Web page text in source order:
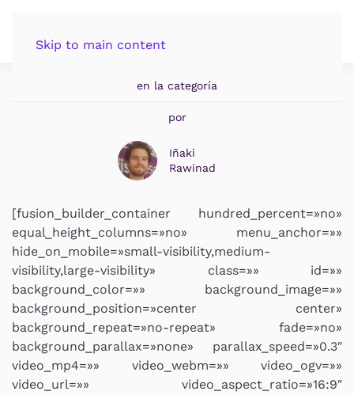
Skip to main contentPublicado en
20 de enero de 2015
en la categoría
por
Iñaki
Rawinad
[fusion_builder_container hundred_percent=»no»
equal_height_columns=»no» menu_anchor=»»
hide_on_mobile=»small-visibility,medium-
visibility,large-visibility» class=»» id=»»
background_color=»» background_image=»»
background_position=»center center»
background_repeat=»no-repeat» fade=»no»
background_parallax=»none» parallax_speed=»0.3″
video_mp4=»» video_webm=»» video_ogv=»»
video_url=»» video_aspect_ratio=»16:9″